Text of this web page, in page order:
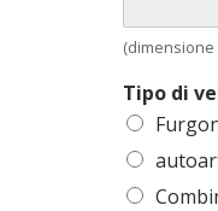
Tipo di